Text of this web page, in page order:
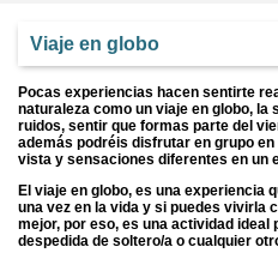
Viaje en globo
Pocas experiencias hacen sentirte
naturaleza como un viaje en globo,
ruidos, sentir que formas parte del
además podréis disfrutar en grupo
vista y sensaciones diferentes en un
El viaje en globo, es una experiencia
una vez en la vida y si puedes vivirla
mejor, por eso, es una actividad
despedida de soltero/a o cualquier